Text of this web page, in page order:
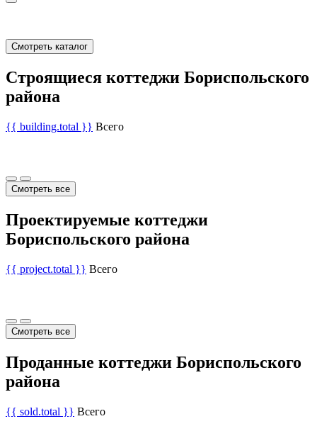
Смотреть каталог
Строящиеся коттеджи Бориспольского
района
{{ building.total }} Всего
Смотреть все
Проектируемые коттеджи
Бориспольского района
{{ project.total }} Всего
Смотреть все
Проданные коттеджи Бориспольского
района
{{ sold.total }} Всего